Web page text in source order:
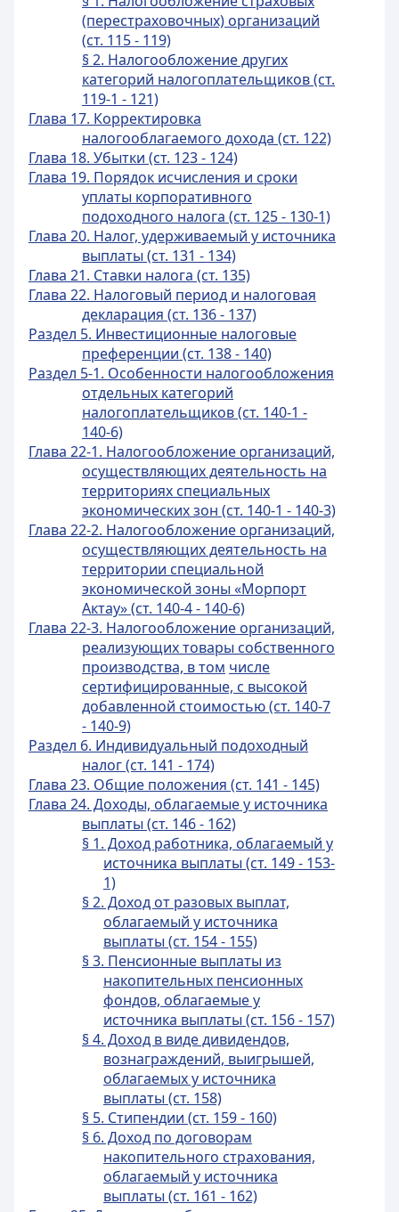
(перестраховочных) организаций
(ст. 115 - 119)
§ 2. Налогообложение других
категорий налогоплательщиков (ст.
119-1 - 121)
Глава 17. Корректировка
налогооблагаемого дохода (ст. 122)
Глава 18. Убытки (ст. 123 - 124)
Глава 19. Порядок исчисления и сроки
уплаты корпоративного
подоходного налога (ст. 125 - 130-1)
Глава 20. Налог, удерживаемый у источника
выплаты (ст. 131 - 134)
Глава 21. Ставки налога (ст. 135)
Глава 22. Налоговый период и налоговая
декларация (ст. 136 - 137)
Раздел 5. Инвестиционные налоговые
преференции (ст. 138 - 140)
Раздел 5-1. Особенности налогообложения
отдельных категорий
налогоплательщиков (ст. 140-1 -
140-6)
Глава 22-1. Налогообложение организаций,
осуществляющих деятельность на
территориях специальных
экономических зон (ст. 140-1 - 140-3)
Глава 22-2. Налогообложение организаций,
осуществляющих деятельность на
территории специальной
экономической зоны «Морпорт
Актау» (ст. 140-4 - 140-6)
Глава 22-3. Налогообложение организаций,
реализующих товары собственного
производства, в том числе
сертифицированные, с высокой
добавленной стоимостью (ст. 140-7
- 140-9)
Раздел 6. Индивидуальный подоходный
налог (ст. 141 - 174)
Глава 23. Общие положения (ст. 141 - 145)
Глава 24. Доходы, облагаемые у источника
выплаты (ст. 146 - 162)
§ 1. Доход работника, облагаемый у
источника выплаты (ст. 149 - 153-
1)
§ 2. Доход от разовых выплат,
облагаемый у источника
выплаты (ст. 154 - 155)
§ 3. Пенсионные выплаты из
накопительных пенсионных
фондов, облагаемые у
источника выплаты (ст. 156 - 157)
§ 4. Доход в виде дивидендов,
вознаграждений, выигрышей,
облагаемых у источника
выплаты (ст. 158)
§ 5. Стипендии (ст. 159 - 160)
§ 6. Доход по договорам
накопительного страхования,
облагаемый у источника
выплаты (ст. 161 - 162)